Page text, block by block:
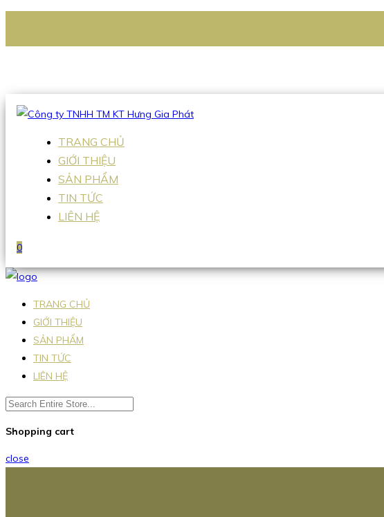
Hotline:0938 336 079
TRANG CHỦ
GIỚI THIỆU
SẢN PHẨM
TIN TỨC
LIÊN HỆ
0
TRANG CHỦ
GIỚI THIỆU
SẢN PHẨM
TIN TỨC
LIÊN HỆ
Shopping cart
close